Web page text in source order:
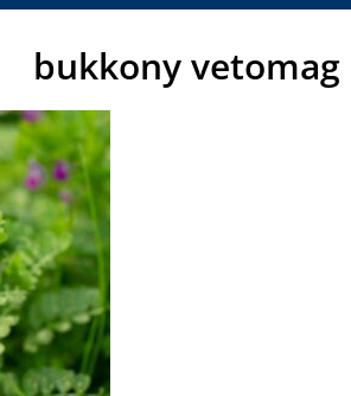
bukkony vetomag